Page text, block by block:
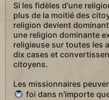
Si les fidèles d'une
plus de la moitié des
religion devient
une religion dominante
religieuse sur toutes les
dix cases et
citoyens.
Les missionnaires
foi dans n'importe